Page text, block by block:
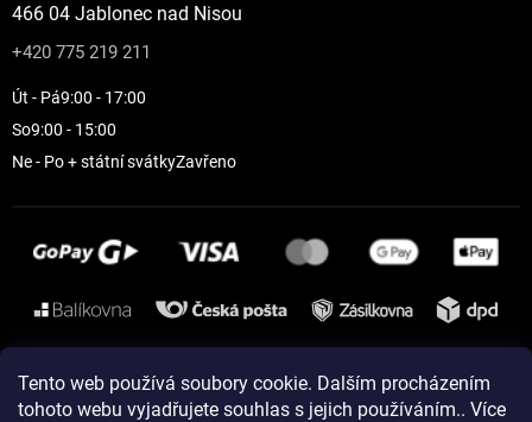
Tento web používá soubory cookie. Dalším procházením
tohoto webu vyjadřujete souhlas s jejich používáním.. Více
466 04 Jablonec nad Nisou
+420 775 219 211
Út - Pá9:00 - 17:00
So9:00 - 15:00
Ne - Po + státní svátkyZavřeno
Instagram